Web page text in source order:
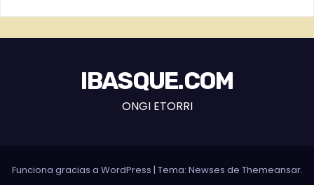
IBASQUE.COM
ONGI ETORRI
Funciona gracias a WordPress | Tema: Newses de Themeansar.